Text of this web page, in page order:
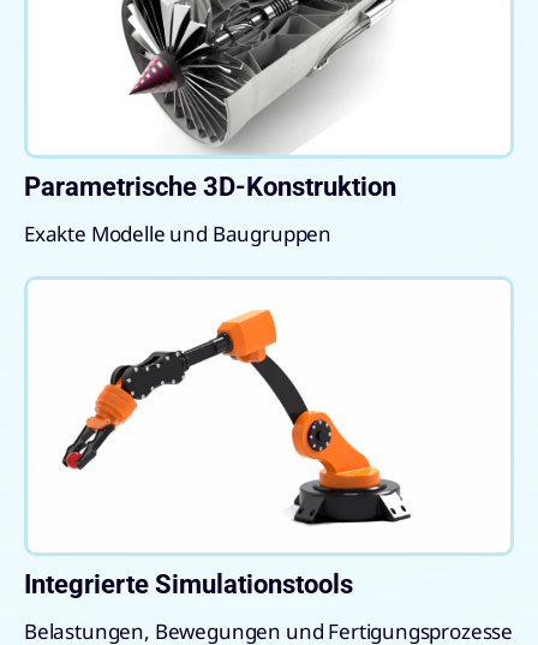
Parametrische 3D-Konstruktion
Exakte Modelle und Baugruppen
Integrierte Simulationstools
Belastungen, Bewegungen und Fertigungsprozesse